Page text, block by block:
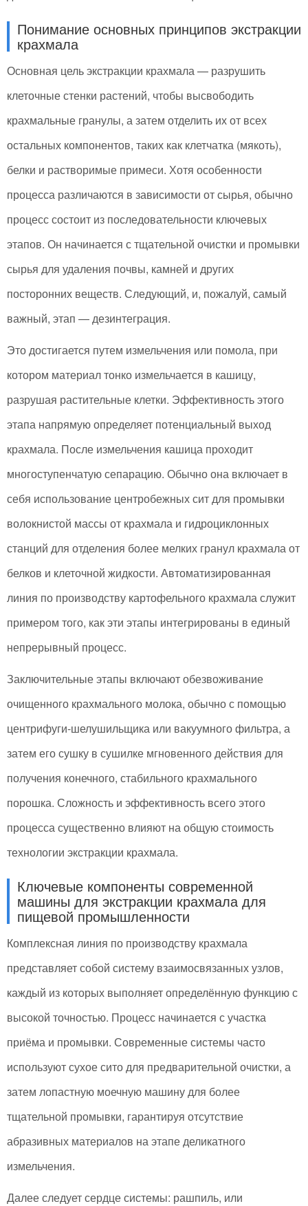
Понимание основных принципов экстракции
крахмала
Основная цель экстракции крахмала — разрушить
клеточные стенки растений, чтобы высвободить
крахмальные гранулы, а затем отделить их от всех
остальных компонентов, таких как клетчатка (мякоть),
белки и растворимые примеси. Хотя особенности
процесса различаются в зависимости от сырья, обычно
процесс состоит из последовательности ключевых
этапов. Он начинается с тщательной очистки и промывки
сырья для удаления почвы, камней и других
посторонних веществ. Следующий, и, пожалуй, самый
важный, этап — дезинтеграция.
Это достигается путем измельчения или помола, при
котором материал тонко измельчается в кашицу,
разрушая растительные клетки. Эффективность этого
этапа напрямую определяет потенциальный выход
крахмала. После измельчения кашица проходит
многоступенчатую сепарацию. Обычно она включает в
себя использование центробежных сит для промывки
волокнистой массы от крахмала и гидроциклонных
станций для отделения более мелких гранул крахмала от
белков и клеточной жидкости. Автоматизированная
линия по производству картофельного крахмала служит
примером того, как эти этапы интегрированы в единый
непрерывный процесс.
Заключительные этапы включают обезвоживание
очищенного крахмального молока, обычно с помощью
центрифуги-шелушильщика или вакуумного фильтра, а
затем его сушку в сушилке мгновенного действия для
получения конечного, стабильного крахмального
порошка. Сложность и эффективность всего этого
процесса существенно влияют на общую стоимость
технологии экстракции крахмала.
Ключевые компоненты современной
машины для экстракции крахмала для
пищевой промышленности
Комплексная линия по производству крахмала
представляет собой систему взаимосвязанных узлов,
каждый из которых выполняет определённую функцию с
высокой точностью. Процесс начинается с участка
приёма и промывки. Современные системы часто
используют сухое сито для предварительной очистки, а
затем лопастную моечную машину для более
тщательной промывки, гарантируя отсутствие
абразивных материалов на этапе деликатного
измельчения.
Далее следует сердце системы: рашпиль, или